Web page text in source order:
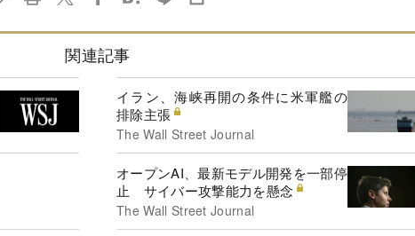
関連記事
イラン、海峡再開の条件に米軍艦の
排除主張
The Wall Street Journal
オープンAI、最新モデル開発を一部停
止 サイバー攻撃能力を懸念
The Wall Street Journal